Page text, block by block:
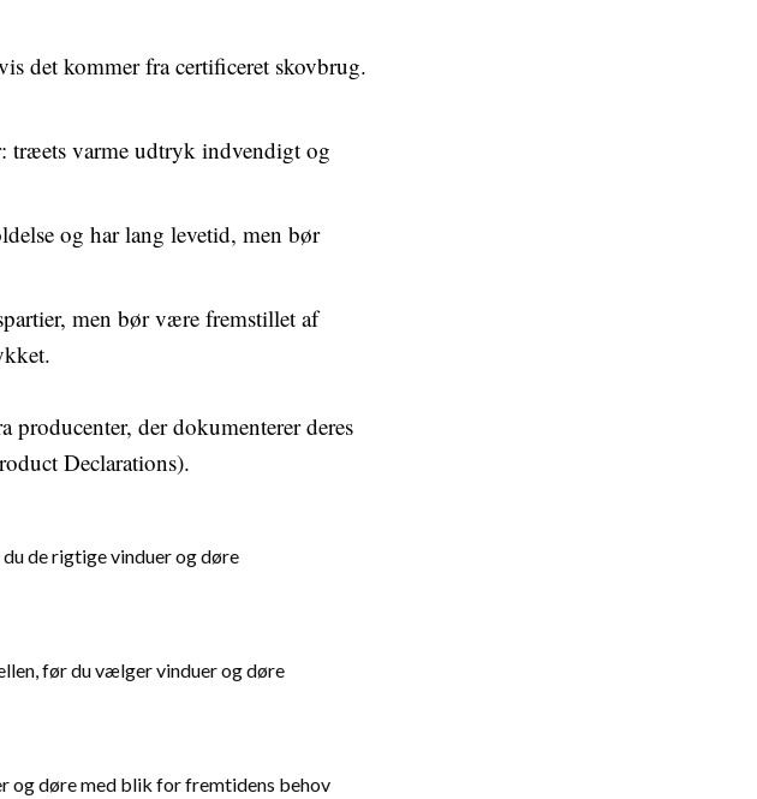
det kommer fra certificeret skovbrug.
træets varme udtryk indvendigt og
og har lang levetid, men bør
men bør være fremstillet af
producenter, der dokumenterer deres
Declarations).
de rigtige vinduer og døre
før du vælger vinduer og døre
og døre med blik for fremtidens behov